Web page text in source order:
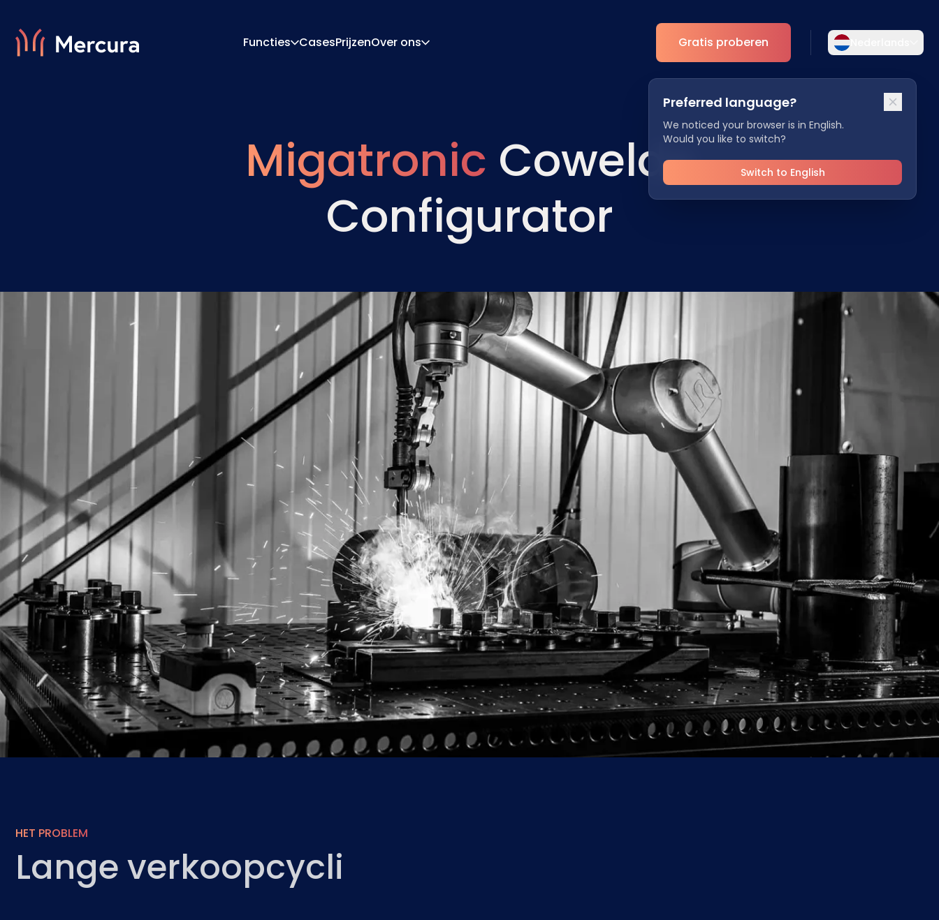
Functies
Prijs-Engine
Analytics
Integraties
CasesPrijzenOver ons
Contact Partners
Preferred language?
We noticed your browser is in English.
Would you like to switch?
Switch to English
Gratis proberen
Kies uw voorkeurstaal voor een meer
persoonlijke ervaring.
English Deutsch
Español Dansk
Migatronic Cowelde
Configurator
HET PROBLEM
Lange verkoopcycli